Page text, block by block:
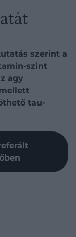
szerint a
szint
agy
tau-